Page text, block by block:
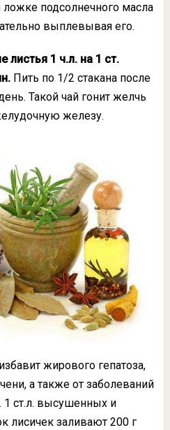
ложке подсолнечного масла
выплевывая его.
листья 1 ч.л. на 1 ст.
Пить по 1/2 стакана после
Такой чай гонит желчь
железу.
избавит жирового гепатоза,
а также от заболеваний
ст.л. высушенных и
лисичек заливают 200 г